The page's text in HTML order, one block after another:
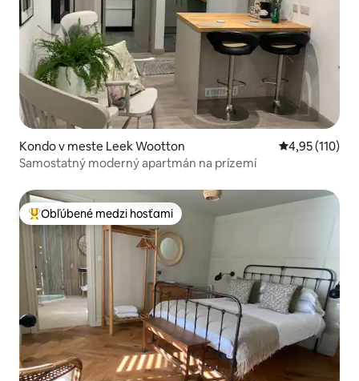
Kondo v meste Leek Wootton Priemerné
4,95 (110)
Samostatný moderný apartmán na prízemí
Najobľúbenejšie medzi hosťami
Obľúbené medzi hosťami